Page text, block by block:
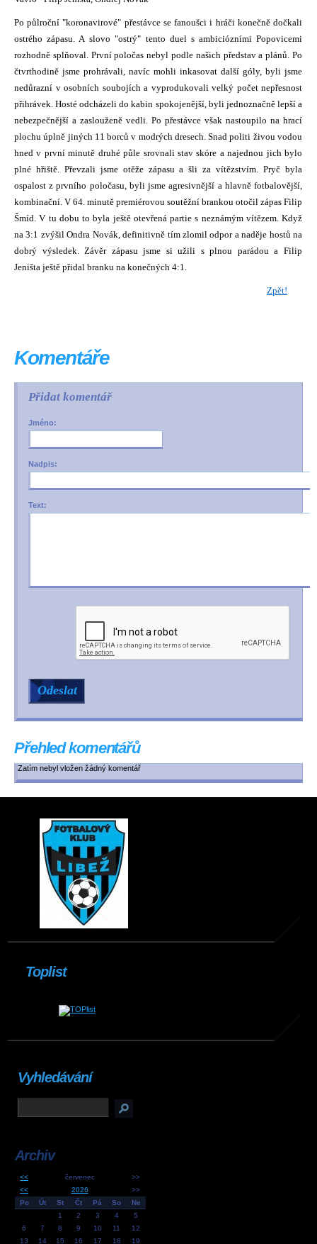
Po půlroční "koronavirové" přestávce se fanoušci i hráči konečně dočkali
ostrého zápasu. A slovo "ostrý" tento duel s ambiciózními Popovicemi
rozhodně splňoval. První poločas nebyl podle našich představ a plánů. Po
čtvrthodině jsme prohrávali, navíc mohli inkasovat další góly, byli jsme
nedůrazní v osobních soubojích a vyprodukovali velký počet nepřesnost
přihrávek. Hosté odcházeli do kabin spokojenější, byli jednoznačně lepší a
nebezpečnější a zaslouženě vedli. Po přestávce však nastoupilo na hrací
plochu úplně jiných 11 borců v modrých dresech. Snad politi živou vodou
hned v první minutě druhé půle srovnali stav skóre a najednou jich bylo
plné hřiště. Převzali jsme otěže zápasu a šli za vítězstvím. Pryč byla
ospalost z prvního poločasu, byli jsme agresivnější a hlavně fotbalovější,
kombinační. V 64. minutě premiérovou soutěžní brankou otočil zápas Filip
Šmíd. V tu dobu to byla ještě otevřená partie s neznámým vítězem. Když
na 3:1 zvýšil Ondra Novák, definitivně tím zlomil odpor a naděje hostů na
dobrý výsledek. Závěr zápasu jsme si užili s plnou parádou a Filip
Jeništa ještě přidal branku na konečných 4:1.
Zpět!
Komentáře
Přidat komentář
Jméno:
Nadpis:
Text:
Přehled komentářů
Zatím nebyl vložen žádný komentář
Toplist
Vyhledávání
Archiv
<< červenec
>>
<<
2026
>>
Po
Út St Čt Pá So
Ne
1
2 3 4
5
6
7 8 9 10 11
12
13
14 15 16 17 18 19